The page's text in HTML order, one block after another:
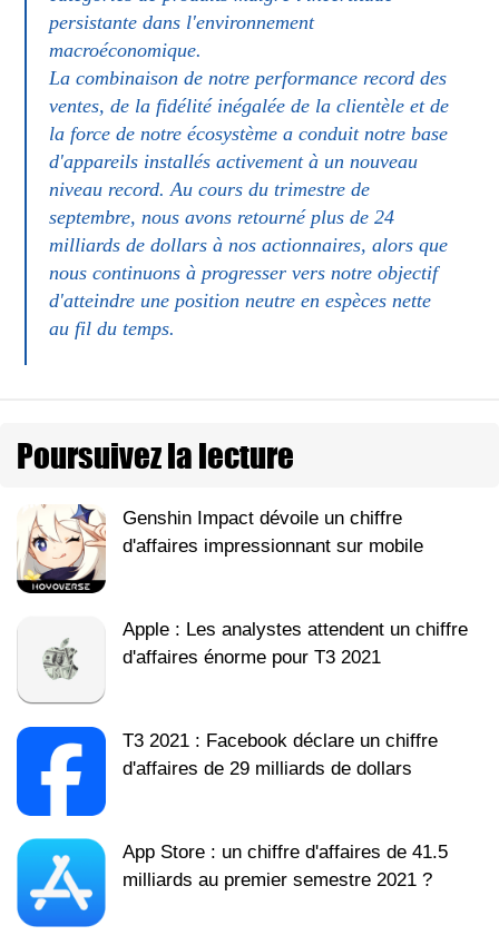
persistante dans l'environnement
macroéconomique.
La combinaison de notre performance record des
ventes, de la fidélité inégalée de la clientèle et de
la force de notre écosystème a conduit notre base
d'appareils installés activement à un nouveau
niveau record. Au cours du trimestre de
septembre, nous avons retourné plus de 24
milliards de dollars à nos actionnaires, alors que
nous continuons à progresser vers notre objectif
d'atteindre une position neutre en espèces nette
au fil du temps.
Poursuivez la lecture
Genshin Impact dévoile un chiffre
d'affaires impressionnant sur mobile
Apple : Les analystes attendent un chiffre
d'affaires énorme pour T3 2021
T3 2021 : Facebook déclare un chiffre
d'affaires de 29 milliards de dollars
App Store : un chiffre d'affaires de 41.5
milliards au premier semestre 2021 ?